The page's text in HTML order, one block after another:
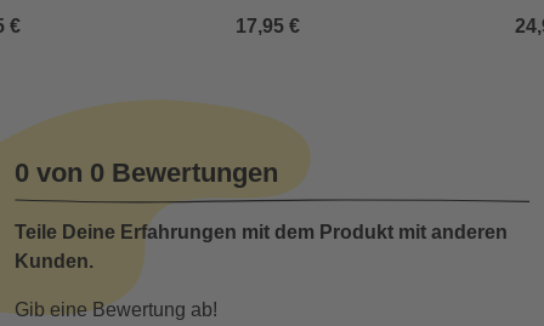
€
17,95 €
0 von 0 Bewertungen
Teile Deine Erfahrungen mit dem Produkt mit anderen
Kunden.
Gib eine Bewertung ab!